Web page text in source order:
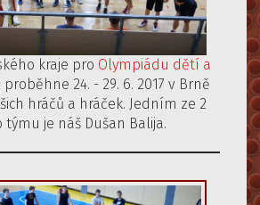
kraje pro Olympiádu dětí a
proběhne 24. - 29. 6. 2017 v Brně
hráčů a hráček. Jedním ze 2
je náš Dušan Balija.